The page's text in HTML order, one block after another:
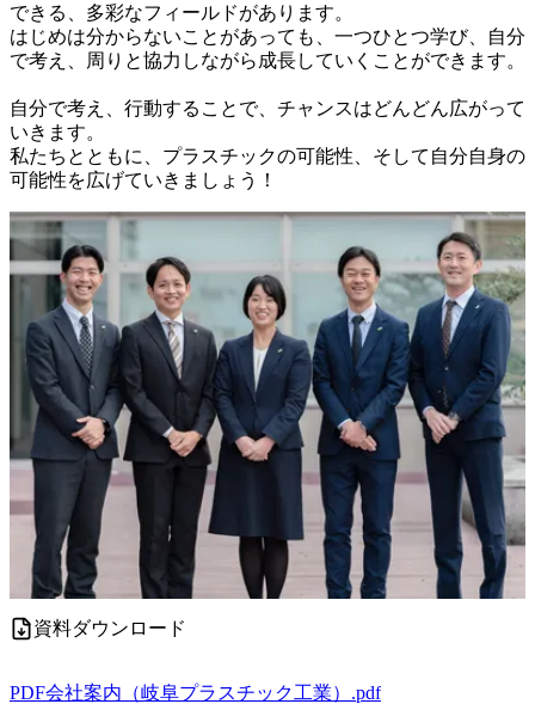
できる、多彩なフィールドがあります。
はじめは分からないことがあっても、一つひとつ学び、自分
で考え、周りと協力しながら成長していくことができます。
自分で考え、行動することで、チャンスはどんどん広がって
いきます。
私たちとともに、プラスチックの可能性、そして自分自身の
可能性を広げていきましょう！
資料ダウンロード
PDF会社案内（岐阜プラスチック工業）.pdf